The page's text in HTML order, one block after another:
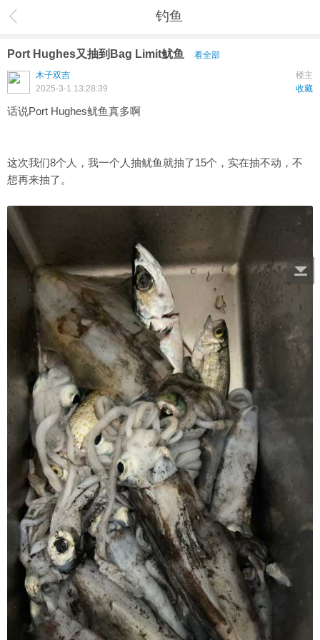
钓鱼
Port Hughes又抽到Bag Limit鱿鱼
看全部
楼主
木子双吉
收藏
2025-3-1 13:28:39
话说Port Hughes鱿鱼真多啊
这次我们8个人，我一个人抽鱿鱼就抽了15个，实在抽不动，不
想再来抽了。